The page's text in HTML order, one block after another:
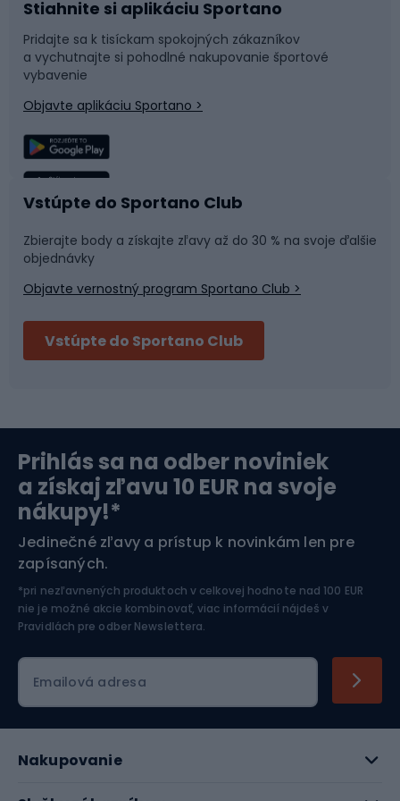
Príslušenstvo k bicyklom
Časti bicyklov
Rybolov
Športová medicína
Bushcraft
Bikepacking
Orientačný beh
Sane a kĺzačky
Snowboard
Plávanie
Tímové športy
Fitness a posilňovňa
Cyklistické prilby
Lyžovanie
Športová elektronika
Jazdectvo
Stiahnite si aplikáciu Sportano
Pridajte sa k tisíckam spokojných zákazníkov
a vychutnajte si pohodlné nakupovanie športové
vybavenie
Objavte aplikáciu Sportano >
Vstúpte do Sportano Club
Zbierajte body a získajte zľavy až do 30 % na svoje ďalšie
objednávky
Objavte vernostný program Sportano Club >
Vstúpte do Sportano Club
Prihlás sa na odber noviniek
a získaj zľavu 10 EUR na svoje
nákupy!*
Jedinečné zľavy a prístup k novinkám len pre
zapísaných.
*pri nezľavnených produktoch v celkovej hodnote nad 100 EUR
nie je možné akcie kombinovať, viac informácií nájdeš v
Pravidlách pre odber Newslettera.
Emailová adresa
Nakupovanie